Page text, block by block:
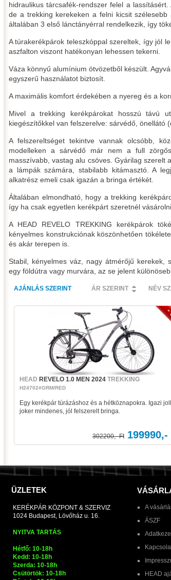
hidraulikus tárcsafék-rendszer felel a
de a trekking kerekeken a felni kicsit szélesebb
általában 3 első lánctányérral rendelkezik, így
A túrakerékpárok teleszkóppal szereltek, így jól
aszfalton viszont hatékonyan lehessen tekerni.
Váza könnyű alumínium ötvözetből készült.
egyszerű használatot biztosít.
A maximális komfort érdekében a nyereg és a
Mivel a trekking kerékpárokat hosszú távú
kiegészítőkkel van felszerelve: sárvédő, önellátó
A felszereltséget tekintve vannak olcsóbb,
modelleken a sárvédő már nem a full
masszívabb, vastag alu csöves. Gyárilag szerelt
a lámpák számára, stabilabb kitámasztó. A
alkatrész emeli csak igazán a bringa értékét.
Általában elmondható, hogy a trekking
így ha csak egyetlen kerékpárt szeretnél
A HEAD REVELO TREKKING kerékpárok
kényelmes konstrukciónak köszönhetően
és akár terepen is.
Stabil, kényelmes váz, nagy átmérőjű kerekek,
egy földútra vagy murvára, az se jelent
AJÁNLÁS SZERINT ÁR SZERINT NÉV
-
HEAD REVELO 1.0 MEN 2024 TREKKING
H24702#GRM/RED
Egy kerékpár túrázáshoz és a hétköznapokra. Igazi
joker mindenes, jól felszerelt bringa.
302200,- Ft 199990,-
ÜZLETEK
KERÉKPÁR KÖZPONT & SZERVIZ
1024 Budapest, Lövőház u. 16.
NYITVA TARTÁS
Hétfő: 10-18h
Kedd: 10-18h
Szerda: 10-18h
Csütörtök: 10-18h
A
ÁSZF
HEAD